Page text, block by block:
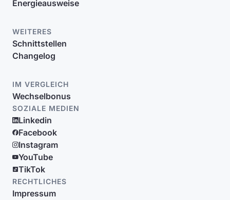
Energieausweise
WEITERES
Schnittstellen
Changelog
IM VERGLEICH
Wechselbonus
SOZIALE MEDIEN
Linkedin
Facebook
Instagram
YouTube
TikTok
RECHTLICHES
Impressum